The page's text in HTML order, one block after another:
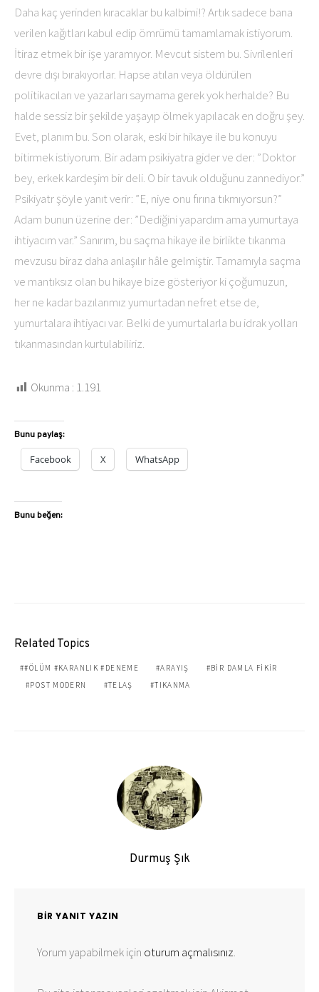
Daha kaç yerinden kıracaklar bu kalbimi!? Artık sadece bana
verilen kağıtları kabul edip ömrümü tamamlamak istiyorum.
İtiraz etmek bir işe yaramıyor. Mevcut sistem bu. Sivrilenleri
devre dışı bırakıyorlar. Hapse atılan veya öldürülen
politikacıları ve yazarları saymama gerek yok herhalde? Bu
halde sessiz bir şekilde yaşayıp ölmek yapılacak en doğru şey.
Evet, planım bu. Son olarak, eski bir hikaye ile bu konuyu
bitirmek istiyorum. Bir adam psikiyatra gider ve der: ”Doktor
bey, erkek kardeşim bir deli. O bir tavuk olduğunu zannediyor.”
Psikiyatr şöyle yanıt verir: ”E, niye onu fırına tıkmıyorsun?”
Adam bunun üzerine der: ”Dediğini yapardım ama yumurtaya
ihtiyacım var.” Sanırım, bu saçma hikaye ile birlikte tıkanma
mevzusu biraz daha anlaşılır hâle gelmiştir. Tamamıyla saçma
ve mantıksız olan bu hikaye bize gösteriyor ki çoğumuzun,
her ne kadar bazılarımız yumurtadan nefret etse de,
yumurtalara ihtiyacı var. Belki de yumurtalarla bu idrak yolları
tıkanmasından kurtulabiliriz.
Okunma : 1.191
Bunu paylaş:
Facebook X WhatsApp
Bunu beğen:
Related Topics
#ÖLÜM #KARANLIK #DENEME ARAYIŞ
BIR DAMLA FIKIR
POST MODERN
TELAŞ TIKANMA
Durmuş Şık
BIR YANIT YAZIN
Yorum yapabilmek için oturum açmalısınız.